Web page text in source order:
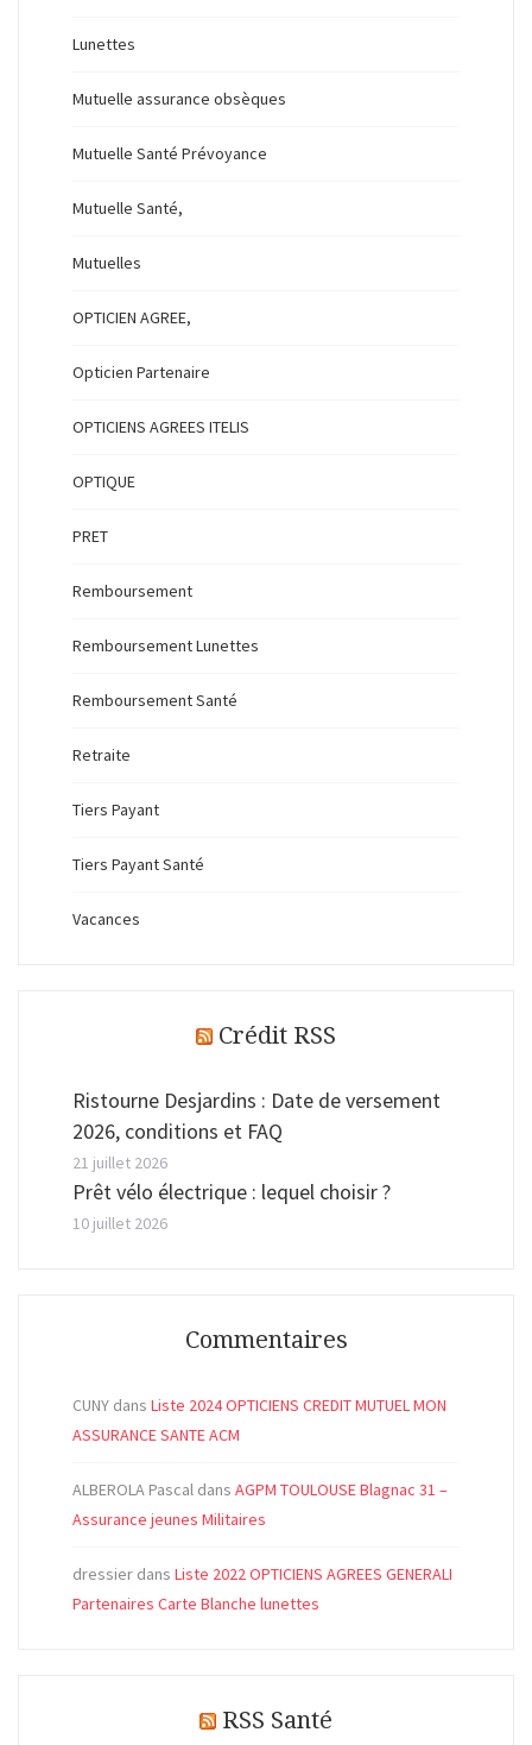
Lunettes
Mutuelle assurance obsèques
Mutuelle Santé Prévoyance
Mutuelle Santé,
Mutuelles
OPTICIEN AGREE,
Opticien Partenaire
OPTICIENS AGREES ITELIS
OPTIQUE
PRET
Remboursement
Remboursement Lunettes
Remboursement Santé
Retraite
Tiers Payant
Tiers Payant Santé
Vacances
Crédit RSS
Ristourne Desjardins : Date de versement
2026, conditions et FAQ
21 juillet 2026
Prêt vélo électrique : lequel choisir ?
10 juillet 2026
Commentaires
CUNY dans Liste 2024 OPTICIENS CREDIT MUTUEL MON
ASSURANCE SANTE ACM
ALBEROLA Pascal dans AGPM TOULOUSE Blagnac 31 –
Assurance jeunes Militaires
dressier dans Liste 2022 OPTICIENS AGREES GENERALI
Partenaires Carte Blanche lunettes
RSS Santé